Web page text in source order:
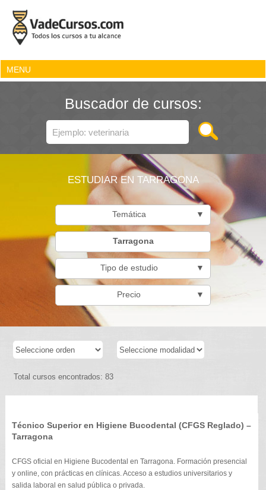
MENU
Buscador de cursos:
ESTUDIAR EN TARRAGONA
Temática ▼
Tarragona
Tipo de estudio ▼
Precio ▼
Total cursos encontrados: 83
Técnico Superior en Higiene Bucodental (CFGS Reglado) –
Tarragona
CFGS oficial en Higiene Bucodental en Tarragona. Formación presencial
y online, con prácticas en clínicas. Acceso a estudios universitarios y
salida laboral en salud pública o privada.